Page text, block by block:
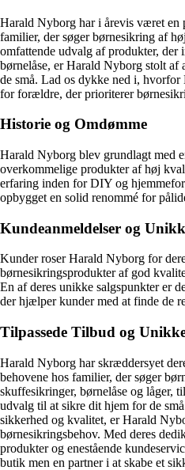
Harald Nyborg har i årevis været en
familier, der søger børnesikring af
omfattende udvalg af produkter,
børnelåse, er Harald Nyborg stolt af
de små. Lad os dykke ned i,
for forældre, der prioriterer
Historie og Omdømme
Harald Nyborg blev grundlagt med
overkommelige produkter af høj
erfaring inden for DIY og
opbygget en solid renommé for
Kundeanmeldelser og
Kunder roser Harald Nyborg for
børnesikringsprodukter af god
En af deres unikke salgspunkter er
der hjælper kunder med at finde de
Tilpassede Tilbud og
Harald Nyborg har skræddersyet
behovene hos familier, der søger
skuffesikringer, børnelåse og låger,
udvalg til at sikre dit hjem for de
sikkerhed og kvalitet, er Harald
børnesikringsbehov. Med deres
produkter og enestående
butik men en partner i at skabe et